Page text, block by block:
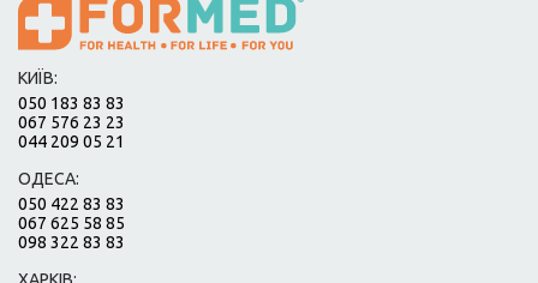
КИЇВ:
050 183 83 83
067 576 23 23
044 209 05 21
ОДЕСА:
050 422 83 83
067 625 58 85
098 322 83 83